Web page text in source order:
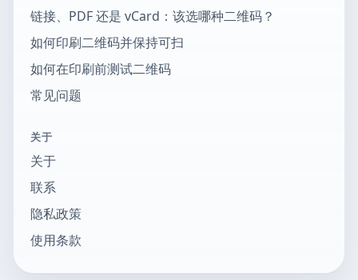
链接、PDF 还是 vCard：该选哪种二维码？
如何印刷二维码并保持可扫
如何在印刷前测试二维码
常见问题
关于
关于
联系
隐私政策
使用条款